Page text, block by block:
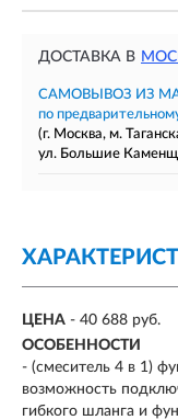
ДОСТАВКА В
САМОВЫВОЗ ИЗ
по
(г. Москва, м.
ул. Большие
ЦЕНА - 40 688 руб.
ОСОБЕННОСТИ
- (смеситель 4 в 1)
возможность
гибкого шланга и